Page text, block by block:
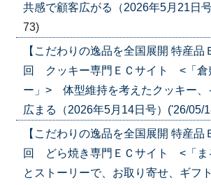
共感で顧客広がる（2026年5月21日
73)
【こだわりの逸品を全国展開 特産品
回 クッキー専門ＥＣサイト <「倉
ー」> 体型維持を考えたクッキー、
広まる（2026年5月14日号）('26/05/
【こだわりの逸品を全国展開 特産品
回 どら焼き専門ＥＣサイト <「
とストーリーで、お取り寄せ、ギフ